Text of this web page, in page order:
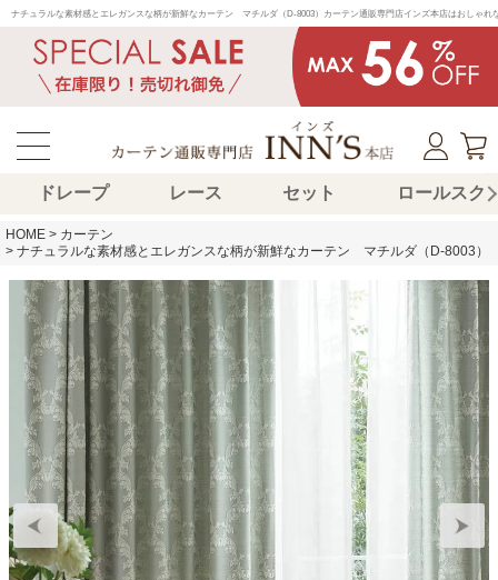
ナチュラルな素材感とエレガンスな柄が新鮮なカーテン　マチルダ（D-8003）カーテン通販専門店インズ本店はおしゃ
ドレープ レース セット ロールスク
HOME
カーテン
ナチュラルな素材感とエレガンスな柄が新鮮なカーテン マチルダ（D-8003）